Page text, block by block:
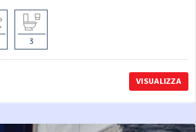
3
VISUALIZZA